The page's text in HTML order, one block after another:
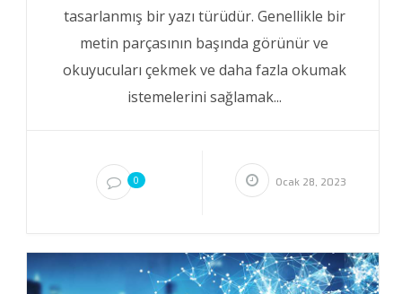
tasarlanmış bir yazı türüdür. Genellikle bir
metin parçasının başında görünür ve
okuyucuları çekmek ve daha fazla okumak
istemelerini sağlamak...
0 Ocak 28, 2023